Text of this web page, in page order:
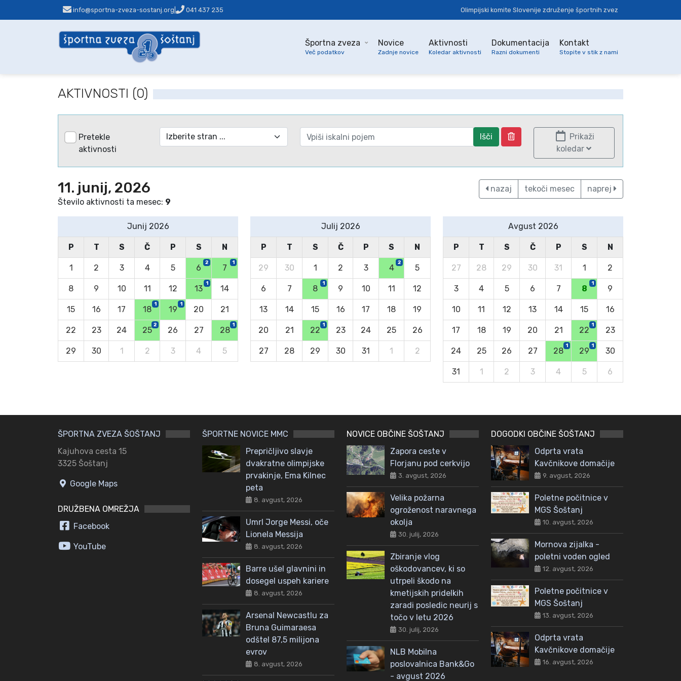
info@sportna-zveza-sostanj.org 041 437 235 Olimpijski komite Slovenije združenje športnih zvez
Športna zveza
Več podatkov
Novice
Zadnje novice
Aktivnosti
Koledar aktivnosti
Dokumentacija
Razni dokumenti
Kontakt
Stopite v stik z nami
AKTIVNOSTI (0)
Pretekle
aktivnosti
Išči
Prikaži
koledar
11. junij, 2026
Število aktivnosti ta mesec: 9
nazaj tekoči mesec naprej
Junij 2026
P T S Č P S N
1 2 3 4 5 6
2
7
1
8 9 10 11 12 13
1
14
15 16 17 18
1
19
1
20 21
22 23 24 25
2
26 27 28
1
29 30 1 2 3 4 5
Julij 2026
P T S Č P S N
29 30 1 2 3 4
2
5
6 7 8
1
9 10 11 12
13 14 15 16 17 18 19
20 21 22
1
23 24 25 26
27 28 29 30 31 1 2
Avgust 2026
P T S Č P S N
27 28 29 30 31 1 2
3 4 5 6 7 8
1
9
10 11 12 13 14 15 16
17 18 19 20 21 22
1
23
24 25 26 27 28
1
29
1
30
31 1 2 3 4 5 6
ŠPORTNA ZVEZA ŠOŠTANJ
Kajuhova cesta 15
3325 Šoštanj
Google Maps
DRUŽBENA OMREŽJA
Facebook
YouTube
ŠPORTNE NOVICE MMC
Prepričljivo slavje
dvakratne olimpijske
prvakinje, Ema Kilnec
peta
8. avgust, 2026
Umrl Jorge Messi, oče
Lionela Messija
8. avgust, 2026
Barre ušel glavnini in
dosegel uspeh kariere
8. avgust, 2026
Arsenal Newcastlu za
Bruna Guimaraesa
odštel 87,5 milijona
evrov
8. avgust, 2026
NOVICE OBČINE ŠOŠTANJ
Zapora ceste v
Florjanu pod cerkvijo
3. avgust, 2026
Velika požarna
ogroženost naravnega
okolja
30. julij, 2026
Zbiranje vlog
oškodovancev, ki so
utrpeli škodo na
kmetijskih pridelkih
zaradi posledic neurij s
točo v letu 2026
30. julij, 2026
NLB Mobilna
poslovalnica Bank&Go
- avgust 2026
DOGODKI OBČINE ŠOŠTANJ
Odprta vrata
Kavčnikove domačije
9. avgust, 2026
Poletne počitnice v
MGS Šoštanj
10. avgust, 2026
Mornova zijalka -
poletni voden ogled
12. avgust, 2026
Poletne počitnice v
MGS Šoštanj
13. avgust, 2026
Odprta vrata
Kavčnikove domačije
16. avgust, 2026